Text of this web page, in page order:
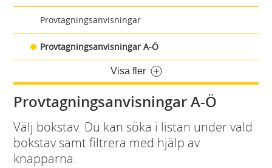
Provtagningsanvisningar
Provtagningsanvisningar A-Ö
Visa fler
Provtagningsanvisningar A-Ö
Välj bokstav. Du kan söka i listan under vald
bokstav samt filtrera med hjälp av
knapparna.